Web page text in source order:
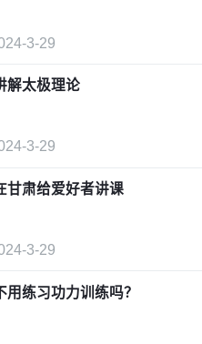
3-29
解太极理论
3-29
甘肃给爱好者讲课
3-29
用练习功力训练吗？